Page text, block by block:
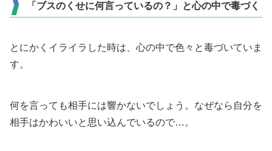
「ブスのくせに何言っているの？」と心の中で毒づく
とにかくイライラした時は、心の中で色々と毒づいていま
す。
何を言っても相手には響かないでしょう。なぜなら自分を
相手はかわいいと思い込んでいるので…。